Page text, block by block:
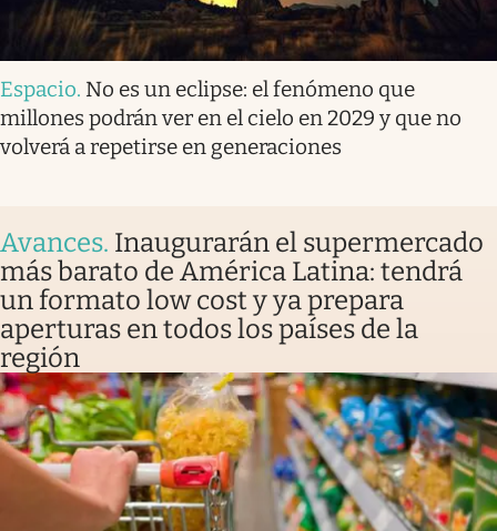
Espacio. No es un eclipse: el fenómeno que
millones podrán ver en el cielo en 2029 y que no
volverá a repetirse en generaciones
Avances. Inaugurarán el supermercado
más barato de América Latina: tendrá
un formato low cost y ya prepara
aperturas en todos los países de la
región